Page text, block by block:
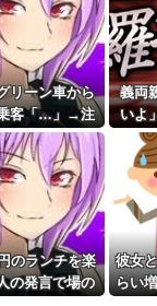
女「赤ちゃん
おおおおお）
【画像】この
コトメの結婚
旦那の同僚女
で残業したり二
嘘つくのかな
休んだ翌日、
た。このパート
【速報】専門
ど…」
主な税金の成
リーン車から
客「…」→注
乗客を見てい
かの展開に…
義両
いよ
え
のランチを楽
の発言で場の
彼女
らい